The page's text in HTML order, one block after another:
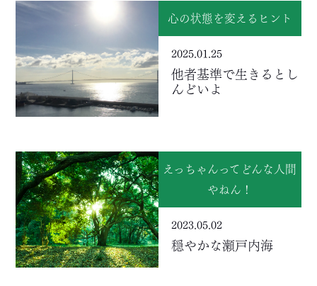
心の状態を変えるヒント
2025.01.25
他者基準で生きるとし
んどいよ
えっちゃんってどんな人間
やねん！
2023.05.02
穏やかな瀬戸内海